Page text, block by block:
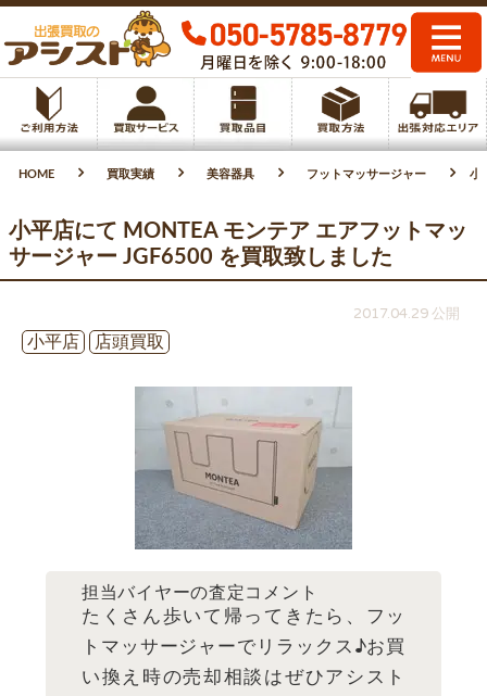
HOME 買取実績 美容器具 フットマッサージャー 小
小平店にて MONTEA モンテア エアフットマッ
サージャー JGF6500 を買取致しました
2017.04.29 公開
小平店
店頭買取
担当バイヤーの査定コメント
たくさん歩いて帰ってきたら、フッ
トマッサージャーでリラックス♪お買
い換え時の売却相談はぜひアシスト